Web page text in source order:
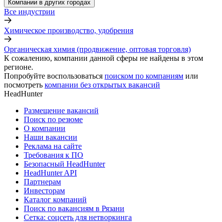
Компании в других городах
Все индустрии
Химическое производство, удобрения
Органическая химия (продвижение, оптовая торговля)
К сожалению, компании данной сферы не найдены в этом
регионе.
Попробуйте воспользоваться поиском по компаниям или
посмотреть компании без открытых вакансий
HeadHunter
Размещение вакансий
Поиск по резюме
О компании
Наши вакансии
Реклама на сайте
Требования к ПО
Безопасный HeadHunter
HeadHunter API
Партнерам
Инвесторам
Каталог компаний
Поиск по вакансиям в Рязани
Сетка: соцсеть для нетворкинга